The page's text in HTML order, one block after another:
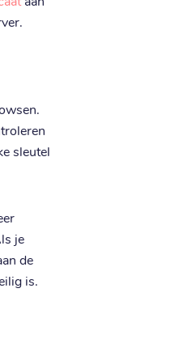
sleutel
je
de
is.